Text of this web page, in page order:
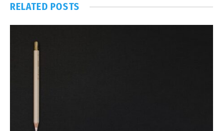
RELATED POSTS